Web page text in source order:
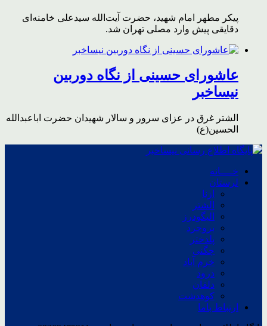
پیکر مطهر امام شهید،‌ حضرت آیت‌الله سیدعلی خامنه‌ای
دقایقی پیش وارد مصلی تهران شد.
عاشورای حسینی از نگاه دوربین
نیساخبر
الشتر غرق در عزای سرور و سالار شهیدان حضرت اباعبدالله
الحسین(ع)
خــــانه
لرستان
ازنا
الشتر
الیگودرز
بروجرد
پلدختر
چگنی
خرم آباد
درود
دلفان
کوهدشت
ارتباط باما